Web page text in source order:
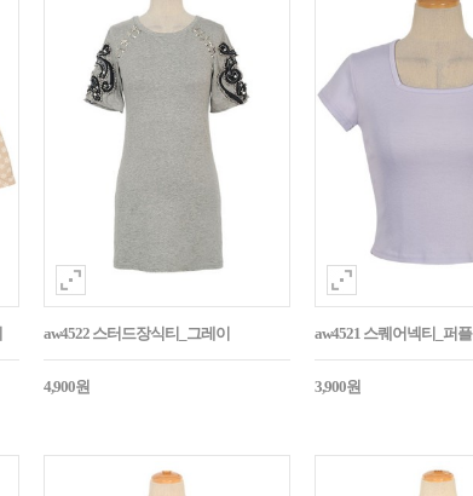
aw4522 스터드장식티_그레이
4,900원
aw4521 스퀘어넥티_퍼플
3,900원